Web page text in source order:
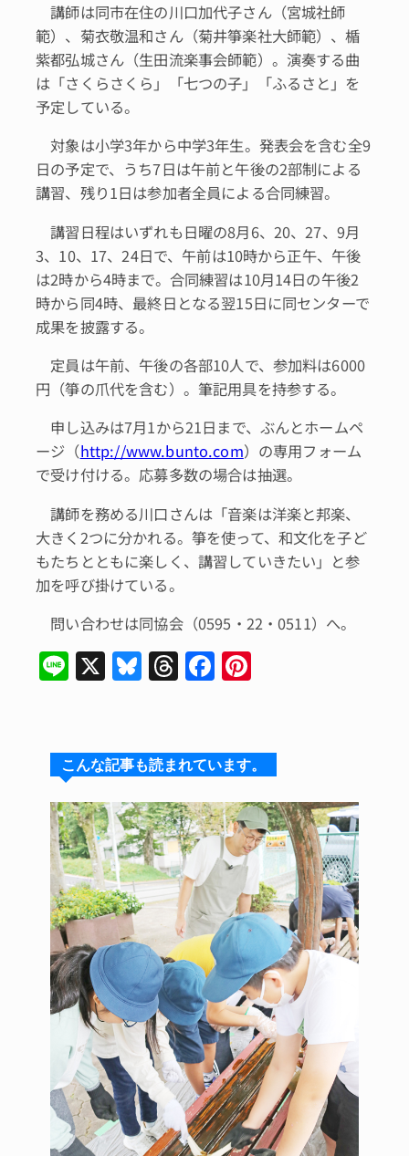
講師は同市在住の川口加代子さん（宮城社師
範）、菊衣敬温和さん（菊井箏楽社大師範）、楯
紫都弘城さん（生田流楽事会師範）。演奏する曲
は「さくらさくら」「七つの子」「ふるさと」を
予定している。
対象は小学3年から中学3年生。発表会を含む全9
日の予定で、うち7日は午前と午後の2部制による
講習、残り1日は参加者全員による合同練習。
講習日程はいずれも日曜の8月6、20、27、9月
3、10、17、24日で、午前は10時から正午、午後
は2時から4時まで。合同練習は10月14日の午後2
時から同4時、最終日となる翌15日に同センターで
成果を披露する。
定員は午前、午後の各部10人で、参加料は6000
円（箏の爪代を含む）。筆記用具を持参する。
申し込みは7月1から21日まで、ぶんとホームペ
ージ（http://www.bunto.com）の専用フォーム
で受け付ける。応募多数の場合は抽選。
講師を務める川口さんは「音楽は洋楽と邦楽、
大きく2つに分かれる。箏を使って、和文化を子ど
もたちとともに楽しく、講習していきたい」と参
加を呼び掛けている。
問い合わせは同協会（0595・22・0511）へ。
Li
n
X Bl
u
s
k
y
T
hr
a
d
s
F
a
e
b
o
o
k
re
st
こんな記事も読まれています。